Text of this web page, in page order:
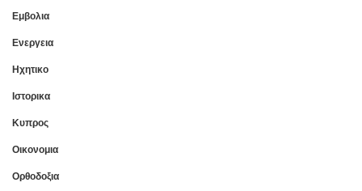
Εμβολια
Ενεργεια
Ηχητικο
Ιστορικα
Κυπρος
Οικονομια
Ορθοδοξια